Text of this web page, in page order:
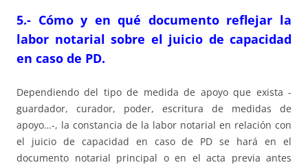
5.- Cómo y en qué documento reflejar la
labor notarial sobre el juicio de capacidad
en caso de PD.
Dependiendo del tipo de medida de apoyo que exista -
guardador, curador, poder, escritura de medidas de
apoyo…-, la constancia de la labor notarial en relación con
el juicio de capacidad en caso de PD se hará en el
documento notarial principal o en el acta previa antes